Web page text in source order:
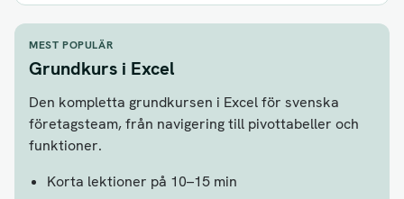
MEST POPULÄR
Grundkurs i Excel
Den kompletta grundkursen i Excel för svenska
företagsteam, från navigering till pivottabeller och
funktioner.
Korta lektioner på 10–15 min